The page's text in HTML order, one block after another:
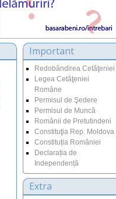
Important
Redobândirea Cetăţeniei
Legea Cetăţeniei
Române
Permisul de Şedere
Permisul de Muncă
Românii de Pretutindeni
Constituţia Rep. Moldova
Constituția României
Declarația de
Independență
Extra